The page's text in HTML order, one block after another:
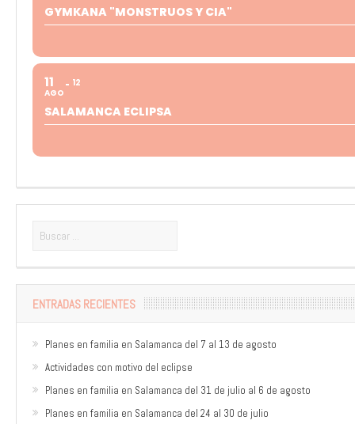
GYMKANA "MONSTRUOS Y CIA"
11
AGO
12
SALAMANCA ECLIPSA
ENTRADAS RECIENTES
Planes en familia en Salamanca del 7 al 13 de agosto
Actividades con motivo del eclipse
Planes en familia en Salamanca del 31 de julio al 6 de agosto
Planes en familia en Salamanca del 24 al 30 de julio